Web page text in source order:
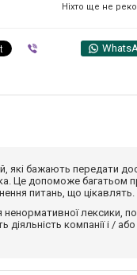
Ніхто ще не
які бажають передати
Це допоможе багатьом
питань, що цікавлять.
ненормативної лексики,
компанії і /